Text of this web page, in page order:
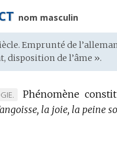
nom masculin
Emprunté de l’
disposition de l’âme ».
Phénomène
la joie, la peine